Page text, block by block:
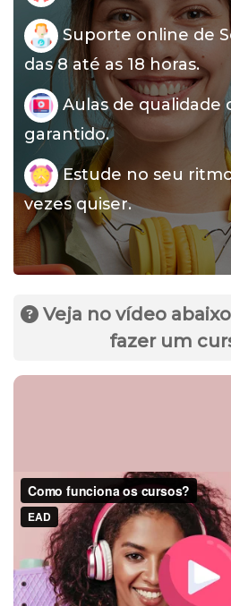
Suporte online de
das 8 até as 18 horas.
Aulas de qualidade
garantido.
Estude no seu
vezes quiser.
Veja no vídeo
fazer um